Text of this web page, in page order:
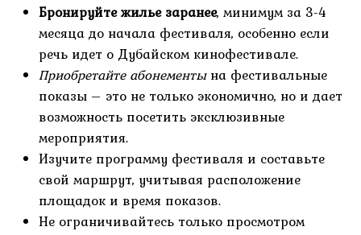
Бронируйте жилье заранее, минимум за 3-4
месяца до начала фестиваля, особенно если
речь идет о Дубайском кинофестивале.
Приобретайте абонементына фестивальные
показы – это не только экономично, но и дает
возможность посетить эксклюзивные
мероприятия.
Изучите программу фестиваля и составьте
свой маршрут, учитывая расположение
площадок и время показов.
Не ограничивайтесь только просмотром